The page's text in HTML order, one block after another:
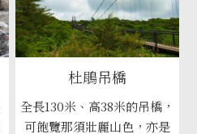
杜鵑吊橋
全長130米、高38米的吊橋，
可飽覽那須壯麗山色，亦是